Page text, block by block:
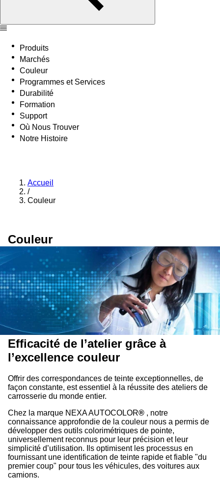
Produits
Marchés
Couleur
Programmes et Services
Durabilité
Formation
Support
Où Nous Trouver
Notre Histoire
Accueil
/
Couleur
Couleur
Efficacité de l’atelier grâce à
l’excellence couleur
Offrir des correspondances de teinte exceptionnelles, de
façon constante, est essentiel à la réussite des ateliers de
carrosserie du monde entier.
Chez la marque NEXA AUTOCOLOR® , notre
connaissance approfondie de la couleur nous a permis de
développer des outils colorimétriques de pointe,
universellement reconnus pour leur précision et leur
simplicité d’utilisation. Ils optimisent les processus en
fournissant une identification de teinte rapide et fiable "du
premier coup" pour tous les véhicules, des voitures aux
camions.